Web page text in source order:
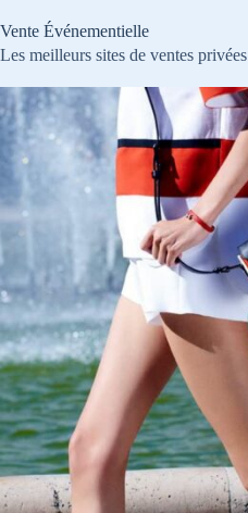
au
contenu
Vente Événementielle
Les meilleurs sites de ventes privées